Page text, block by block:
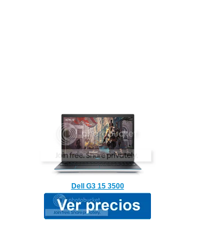
Dell G3 15 3500